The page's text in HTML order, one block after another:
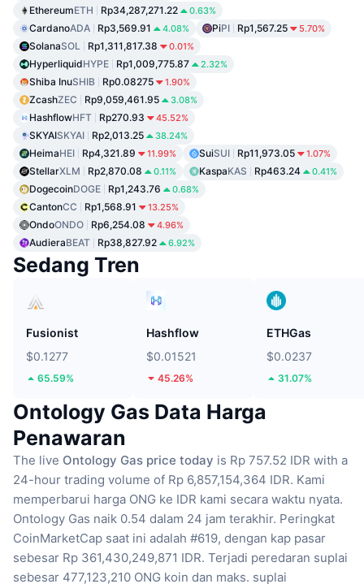
EthereumETH Rp34,287,271.22 0.63%
CardanoADA Rp3,569.91 4.08% PiPI Rp1,567.25 5.70%
SolanaSOL Rp1,311,817.38 0.01%
HyperliquidHYPE Rp1,009,775.87 2.32%
Shiba InuSHIB Rp0.08275 1.90%
ZcashZEC Rp9,059,461.95 3.08%
HashflowHFT Rp270.93 45.52%
SKYAISKYAI Rp2,013.25 38.24%
HeimaHEI Rp4,321.89 11.99% SuiSUI Rp11,973.05 1.07%
StellarXLM Rp2,870.08 0.11% KaspaKAS Rp463.24 0.41%
DogecoinDOGE Rp1,243.76 0.68%
CantonCC Rp1,568.91 13.25%
OndoONDO Rp6,254.08 4.96%
AudieraBEAT Rp38,827.92 6.92%
Sedang Tren
Fusionist
$0.1277
65.59%
Hashflow
$0.01521
45.26%
ETHGas
$0.0237
31.07%
Ontology Gas Data Harga
Penawaran
The live Ontology Gas price today is Rp 757.52 IDR with a
24-hour trading volume of Rp 6,857,154,364 IDR. Kami
memperbarui harga ONG ke IDR kami secara waktu nyata.
Ontology Gas naik 0.54 dalam 24 jam terakhir. Peringkat
CoinMarketCap saat ini adalah #619, dengan kap pasar
sebesar Rp 361,430,249,871 IDR. Terjadi peredaran suplai
sebesar 477,123,210 ONG koin dan maks. suplai